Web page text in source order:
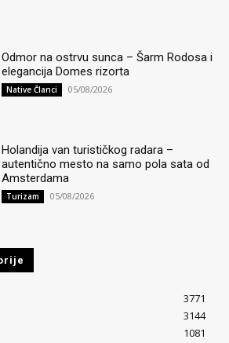
Odmor na ostrvu sunca – Šarm Rodosa i
elegancija Domes rizorta
Native Članci 05/08/2026
Holandija van turističkog radara –
autentično mesto na samo pola sata od
Amsterdama
Turizam 05/08/2026
3771
3144
1081